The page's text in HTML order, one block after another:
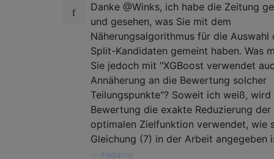
Danke @Winks, ich habe die Zeitung
und gesehen, was Sie mit dem
Näherungsalgorithmus für die Auswahl
Split-Kandidaten gemeint haben. Was
Sie jedoch mit "XGBoost verwendet
Annäherung an die Bewertung solcher
Teilungspunkte"? Soweit ich weiß,
Bewertung die exakte Reduzierung der
optimalen Zielfunktion verwendet, wie
Gleichung (7) in der Arbeit angegeben
Ihadanny